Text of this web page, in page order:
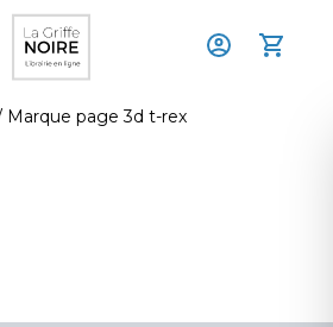
Marque page 3d t-rex